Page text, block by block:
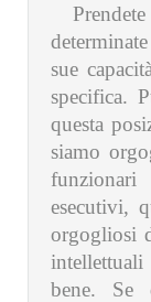
sue
specifica.
questa
siamo
esecutivi,
orgogliosi
bene. Se